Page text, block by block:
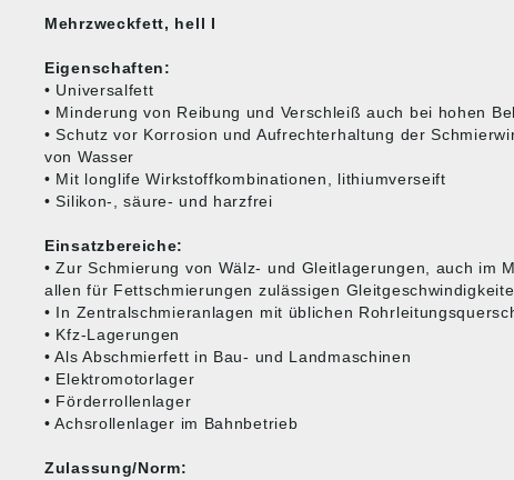
Mehrzweckfett, hell I
Eigenschaften:
• Universalfett
• Minderung von Reibung und Verschleiß auch bei hohen
• Schutz vor Korrosion und Aufrechterhaltung der
von Wasser
• Mit longlife Wirkstoffkombinationen, lithiumverseift
• Silikon-, säure- und harzfrei
Einsatzbereiche:
• Zur Schmierung von Wälz- und Gleitlagerungen, auch im
allen für Fettschmierungen zulässigen
• In Zentralschmieranlagen mit üblichen
• Kfz-Lagerungen
• Als Abschmierfett in Bau- und Landmaschinen
• Elektromotorlager
• Förderrollenlager
• Achsrollenlager im Bahnbetrieb
Zulassung/Norm: